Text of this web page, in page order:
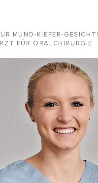
MUND-KIEFER-
FÜR ORALCHIRURGIE